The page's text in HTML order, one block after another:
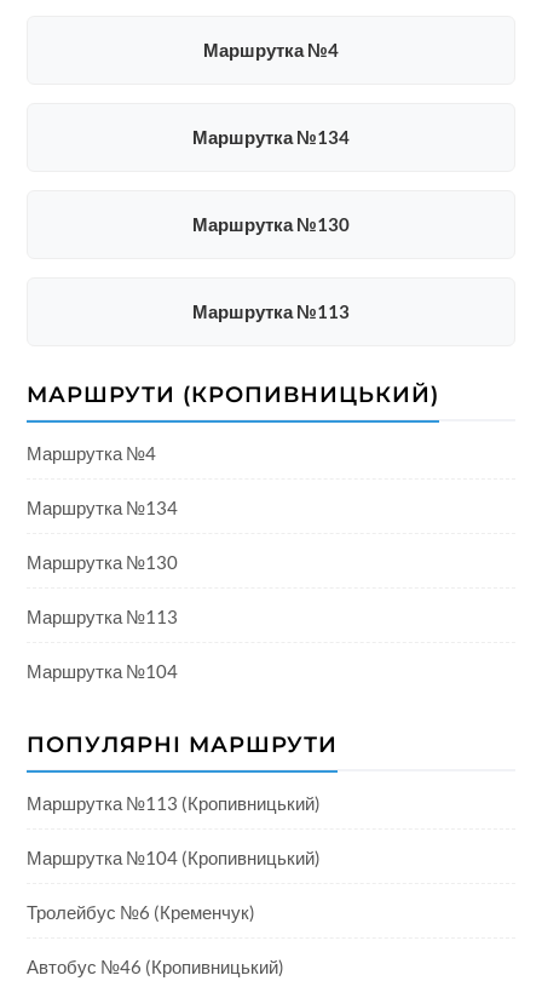
Маршрутка №4
Маршрутка №134
Маршрутка №130
Маршрутка №113
МАРШРУТИ (КРОПИВНИЦЬКИЙ)
Маршрутка №4
Маршрутка №134
Маршрутка №130
Маршрутка №113
Маршрутка №104
ПОПУЛЯРНІ МАРШРУТИ
Маршрутка №113 (Кропивницький)
Маршрутка №104 (Кропивницький)
Тролейбус №6 (Кременчук)
Автобус №46 (Кропивницький)